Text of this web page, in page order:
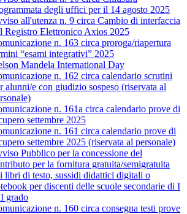
degli uffici per il 14 agosto 2025
all'utenza n. 9 circa Cambio di interfaccia
Registro Elettronico Axios 2025
n. 163 circa proroga/riapertura
“esami integrativi” 2025
Mandela International Day
n. 162 circa calendario scrutini
alunni/e con giudizio sospeso (riservata al
n. 161a circa calendario prove di
settembre 2025
n. 161 circa calendario prove di
settembre 2025 (riservata al personale)
Pubblico per la concessione del
per la fornitura gratuita/semigratuita
libri di testo, sussidi didattici digitali o
per discenti delle scuole secondarie di I
grado
n. 160 circa consegna testi prove